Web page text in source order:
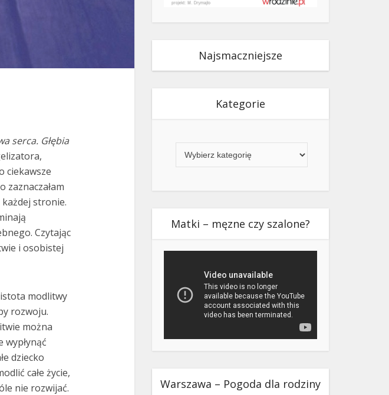
serca. Głębia
ciekawsze
zaznaczałam
stronie.
Czytając
i osobistej
istota modlitwy
rozwoju.
można
wypłynąć
dziecko
całe życie,
nie rozwijać.
Najsmaczniejsze
Kategorie
Matki – męzne czy szalone?
Warszawa – Pogoda dla rodziny